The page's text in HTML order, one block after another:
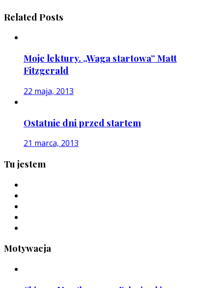
Related Posts
Moje lektury. „Waga startowa” Matt
Fitzgerald
22 maja, 2013
Ostatnie dni przed startem
21 marca, 2013
Tu jestem
Motywacja